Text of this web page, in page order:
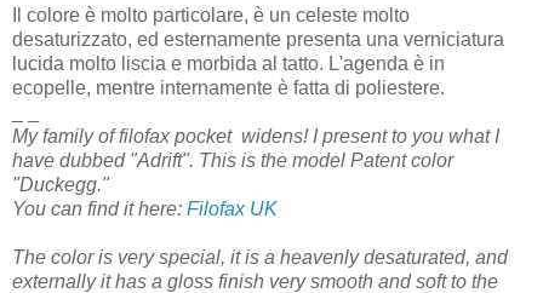
Il colore è molto particolare, è un celeste molto
desaturizzato, ed esternamente presenta una verniciatura
lucida molto liscia e morbida al tatto. L'agenda è in
ecopelle, mentre internamente è fatta di poliestere.
My family of filofax pocket widens! I present to you what I
have dubbed "Adrift". This is the model Patent color
"Duckegg."
You can find it here: Filofax UK
The color is very special, it is a heavenly desaturated, and
externally it has a gloss finish very smooth and soft to the